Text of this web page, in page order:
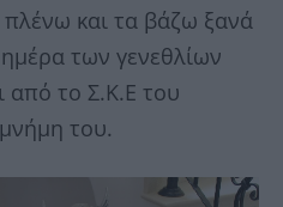
και τα βάζω ξανά
των γενεθλίων
από το Σ.Κ.Ε του
του.